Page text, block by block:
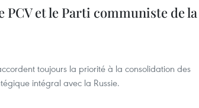
et le Parti communiste de la
toujours la priorité à la consolidation des
intégral avec la Russie.